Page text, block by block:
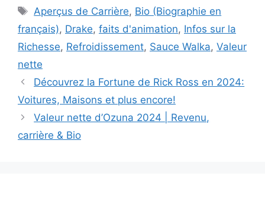
Tags
Aperçus de Carrière, Bio (Biographie en
français), Drake, faits d'animation, Infos sur la
Richesse, Refroidissement, Sauce Walka, Valeur
nette
Découvrez la Fortune de Rick Ross en 2024:
Voitures, Maisons et plus encore!
Valeur nette d’Ozuna 2024 | Revenu,
carrière & Bio